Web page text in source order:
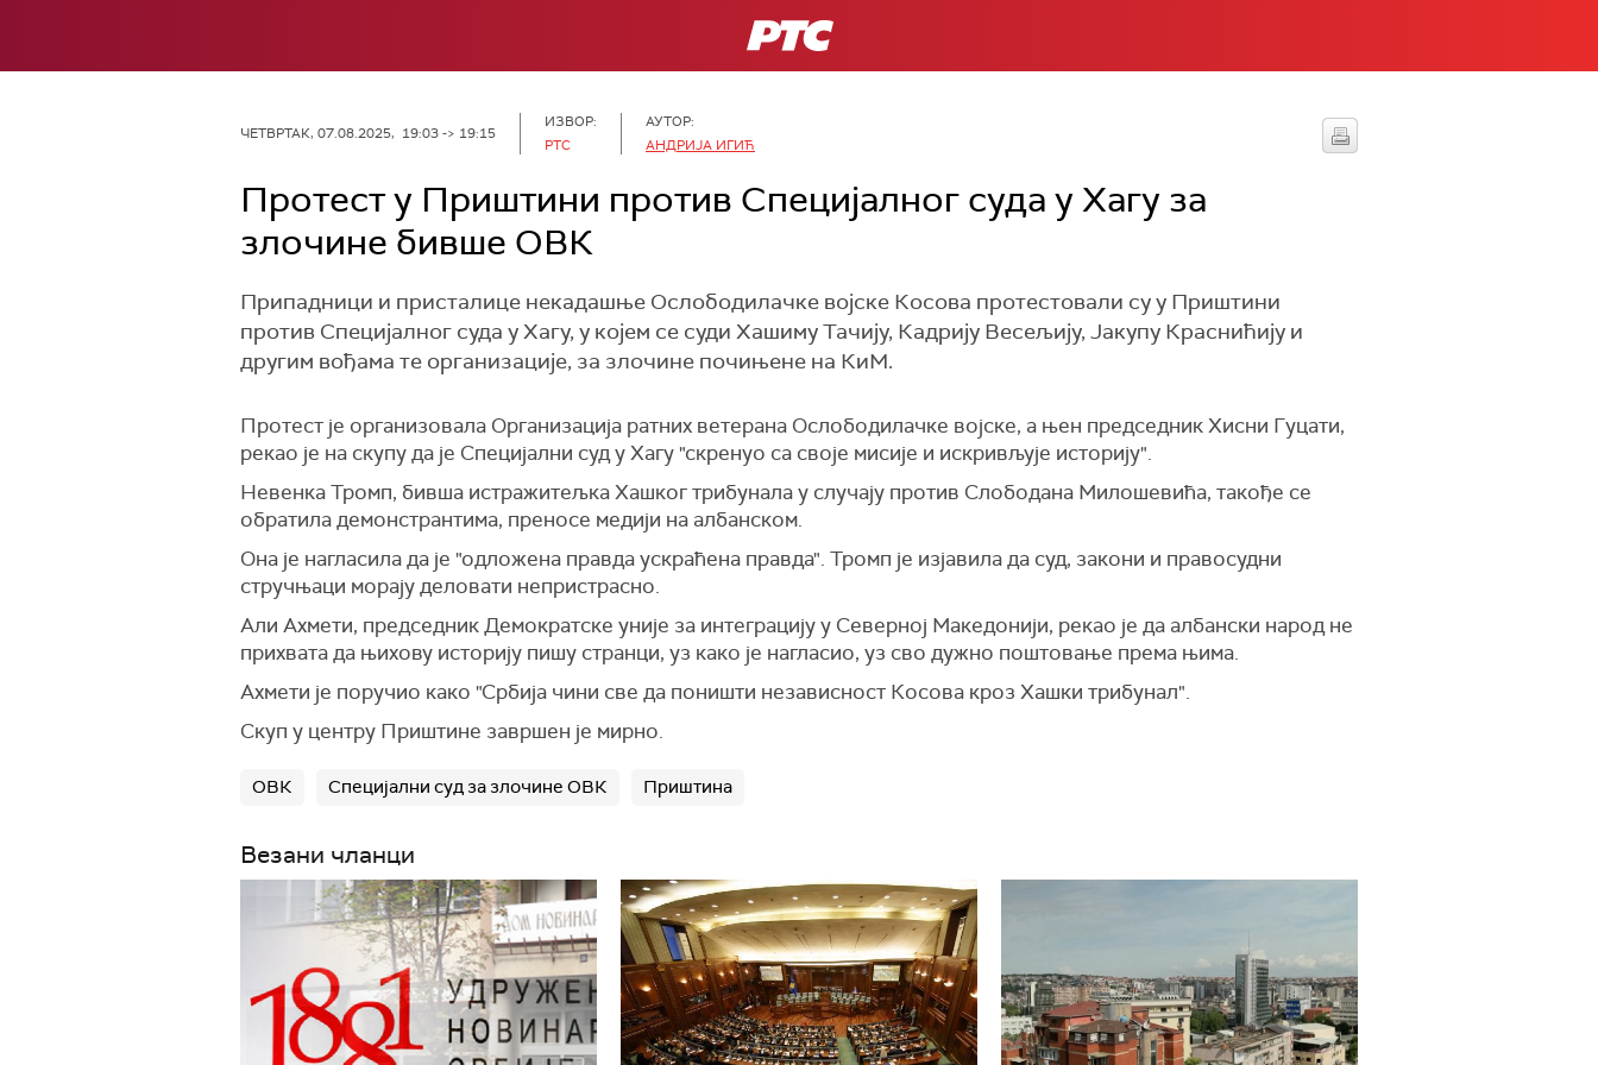
РТС
ЧЕТВРТАК, 07.08.2025, 19:03 -> 19:15
ИЗВОР:
РТС
АУТОР:
АНДРИЈА ИГИЋ
Протест у Приштини против Специјалног суда у Хагу за
злочинe бивше ОВК
Припадници и присталице некадашње Ослободилачке војске Косова протестовали су у Приштини
против Специјалног суда у Хагу, у којем се суди Хашиму Тачију, Кадрију Весељију, Јакупу Краснићију и
другим вођама те организације, за злочине почињене на КиМ.
Протест је организовала Организација ратних ветерана Ослободилачке војске, а њен председник Хисни Гуцати,
рекао је на скупу да је Специјални суд у Хагу "скренуо са своје мисије и искривљује историју".
Невенка Тромп, бивша истражитељка Хашког трибунала у случају против Слободана Милошевића, такође се
обратила демонстрантима, преносе медији на албанском.
Она је нагласила да је "одложена правда ускраћена правда". Тромп је изјавила да суд, закони и правосудни
стручњаци морају деловати непристрасно.
Али Ахмети, председник Демократске уније за интеграцију у Северној Македонији, рекао је да албански народ не
прихвата да њихову историју пишу странци, уз како је нагласио, уз сво дужно поштовање према њима.
Ахмети је поручио како "Србија чини све да поништи независност Косова кроз Хашки трибунал".
Скуп у центру Приштине завршен је мирно.
ОВК Специјални суд за злочине ОВК Приштина
Везани чланци